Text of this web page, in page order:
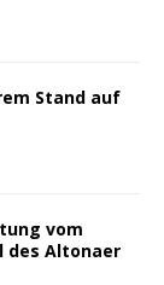
Stand auf
vom
des Altonaer